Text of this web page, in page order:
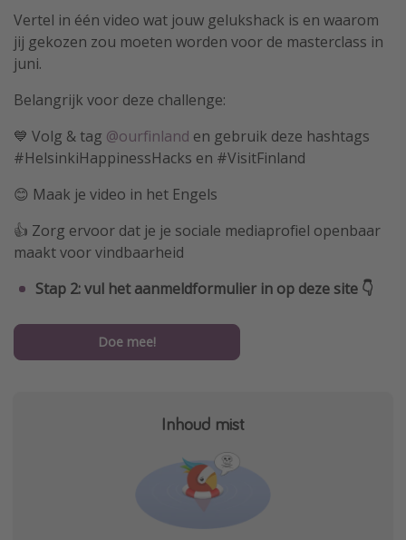
Vertel in één video wat jouw gelukshack is en waarom
jij gekozen zou moeten worden voor de masterclass in
juni.
Belangrijk voor deze challenge:
💙 Volg & tag @ourfinland en gebruik deze hashtags
#HelsinkiHappinessHacks en #VisitFinland
😊 Maak je video in het Engels
👍 Zorg ervoor dat je je sociale mediaprofiel openbaar
maakt voor vindbaarheid
Stap 2: vul het aanmeldformulier in op deze site 👇
Doe mee!
Inhoud mist